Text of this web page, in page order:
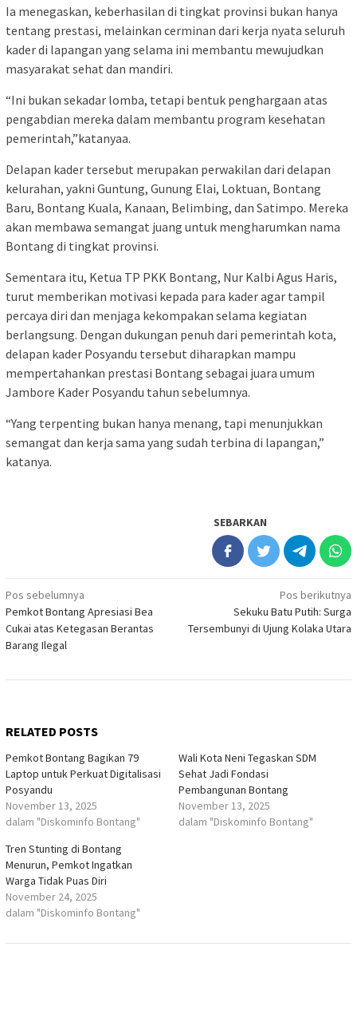
Ia menegaskan, keberhasilan di tingkat provinsi bukan hanya
tentang prestasi, melainkan cerminan dari kerja nyata seluruh
kader di lapangan yang selama ini membantu mewujudkan
masyarakat sehat dan mandiri.
“Ini bukan sekadar lomba, tetapi bentuk penghargaan atas
pengabdian mereka dalam membantu program kesehatan
pemerintah,”katanyaa.
Delapan kader tersebut merupakan perwakilan dari delapan
kelurahan, yakni Guntung, Gunung Elai, Loktuan, Bontang
Baru, Bontang Kuala, Kanaan, Belimbing, dan Satimpo. Mereka
akan membawa semangat juang untuk mengharumkan nama
Bontang di tingkat provinsi.
Sementara itu, Ketua TP PKK Bontang, Nur Kalbi Agus Haris,
turut memberikan motivasi kepada para kader agar tampil
percaya diri dan menjaga kekompakan selama kegiatan
berlangsung. Dengan dukungan penuh dari pemerintah kota,
delapan kader Posyandu tersebut diharapkan mampu
mempertahankan prestasi Bontang sebagai juara umum
Jambore Kader Posyandu tahun sebelumnya.
“Yang terpenting bukan hanya menang, tapi menunjukkan
semangat dan kerja sama yang sudah terbina di lapangan,”
katanya.
SEBARKAN
Navigasi
pos
Pos sebelumnya
Pemkot Bontang Apresiasi Bea
Cukai atas Ketegasan Berantas
Barang Ilegal
Pos berikutnya
Sekuku Batu Putih: Surga
Tersembunyi di Ujung Kolaka Utara
RELATED POSTS
Pemkot Bontang Bagikan 79
Laptop untuk Perkuat Digitalisasi
Posyandu
November 13, 2025
dalam "Diskominfo Bontang"
Wali Kota Neni Tegaskan SDM
Sehat Jadi Fondasi
Pembangunan Bontang
November 13, 2025
dalam "Diskominfo Bontang"
Tren Stunting di Bontang
Menurun, Pemkot Ingatkan
Warga Tidak Puas Diri
November 24, 2025
dalam "Diskominfo Bontang"